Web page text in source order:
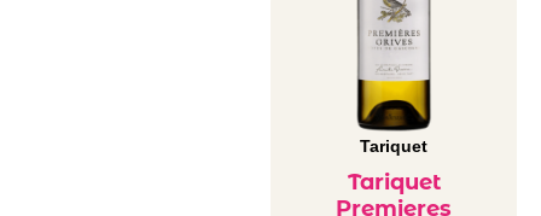
Tariquet
Tariquet
Premieres